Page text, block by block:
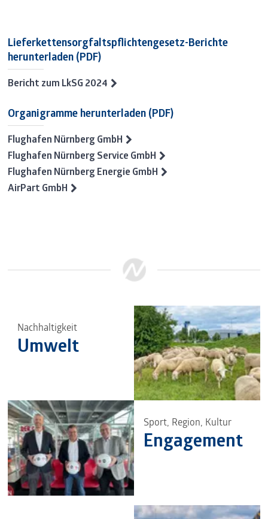
Lieferkettensorgfaltspflichtengesetz-Berichte
herunterladen (PDF)
Bericht zum LkSG 2024
Organigramme herunterladen (PDF)
Flughafen Nürnberg GmbH
Flughafen Nürnberg Service GmbH
Flughafen Nürnberg Energie GmbH
AirPart GmbH
Nachhaltigkeit
Umwelt
Sport, Region, Kultur
Engagement